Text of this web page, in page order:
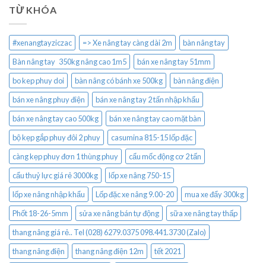
TỪ KHÓA
#xenangtayziczac => Xe nâng tay càng dài 2m
bàn nâng tay
Bàn nâng tay 350kg nâng cao 1m5
bán xe nâng tay 51mm
bo kep phuy doi
bàn nâng có bánh xe 500kg
bàn nâng điện
bán xe nâng phuy điện
bán xe nâng tay 2 tấn nhập khẩu
bán xe nâng tay cao 500kg
bán xe nâng tay cao mặt bàn
bộ kẹp gắp phuy đôi 2 phuy
casumina 815-15 lốp đặc
càng kẹp phuy đơn 1 thùng phuy
cẩu mốc động cơ 2 tấn
cẩu thuỷ lực giá rẻ 3000kg
lốp xe nâng 750-15
lốp xe nâng nhập khẩu
Lốp đặc xe nâng 9.00-20
mua xe đẩy 300kg
Phốt 18-26-5mm
sửa xe nâng bán tự động
sữa xe nâng tay thấp
thang nâng giá rẻ.. Tel (028) 6279.0375 098.441.3730 (Zalo)
thang nâng điện
thang nâng điện 12m
tết 2021